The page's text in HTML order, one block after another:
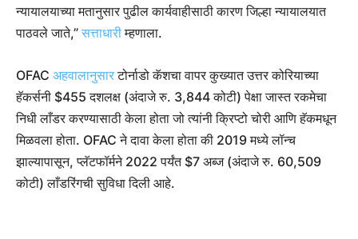
न्यायालयाच्या मतानुसार पुढील कार्यवाहीसाठी कारण जिल्हा न्यायालयात
पाठवले जाते,” सत्ताधारीम्हणाला.
OFAC अहवालानुसारटोर्नाडो कॅशचा वापर कुख्यात उत्तर कोरियाच्या
हॅकर्सनी $455 दशलक्ष (अंदाजे रु. 3,844 कोटी) पेक्षा जास्त रकमेचा
निधी लाँडर करण्यासाठी केला होता जो त्यांनी क्रिप्टो चोरी आणि हॅकमधून
मिळवला होता. OFAC ने दावा केला होता की 2019 मध्ये लॉन्च
झाल्यापासून, प्लॅटफॉर्मने 2022 पर्यंत $7 अब्ज (अंदाजे रु. 60,509
कोटी) लाँडरिंगची सुविधा दिली आहे.